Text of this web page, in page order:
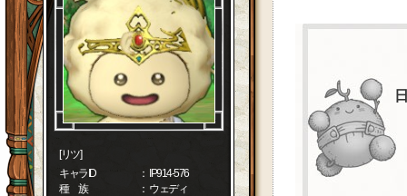
[リツ]
キャラID
： IP914-576
種 族
： ウェディ